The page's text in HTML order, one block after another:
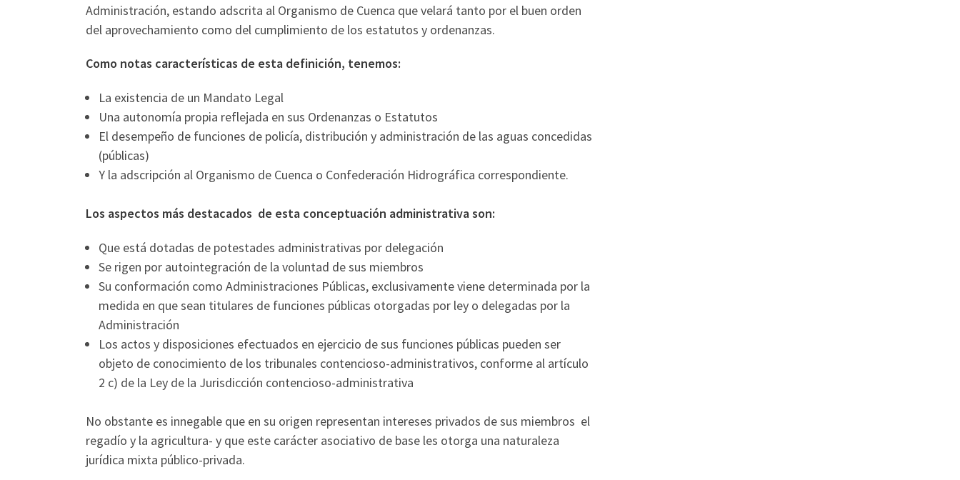
Administración, estando adscrita al Organismo de Cuenca que velará tanto por el buen orden
del aprovechamiento como del cumplimiento de los estatutos y ordenanzas.
Como notas características de esta definición, tenemos:
La existencia de un Mandato Legal
Una autonomía propia reflejada en sus Ordenanzas o Estatutos
El desempeño de funciones de policía, distribución y administración de las aguas concedidas
(públicas)
Y la adscripción al Organismo de Cuenca o Confederación Hidrográfica correspondiente.
Los aspectos más destacados de esta conceptuación administrativa son:
Que está dotadas de potestades administrativas por delegación
Se rigen por autointegración de la voluntad de sus miembros
Su conformación como Administraciones Públicas, exclusivamente viene determinada por la
medida en que sean titulares de funciones públicas otorgadas por ley o delegadas por la
Administración
Los actos y disposiciones efectuados en ejercicio de sus funciones públicas pueden ser
objeto de conocimiento de los tribunales contencioso-administrativos, conforme al artículo
2 c) de la Ley de la Jurisdicción contencioso-administrativa
No obstante es innegable que en su origen representan intereses privados de sus miembros el
regadío y la agricultura- y que este carácter asociativo de base les otorga una naturaleza
jurídica mixta público-privada.